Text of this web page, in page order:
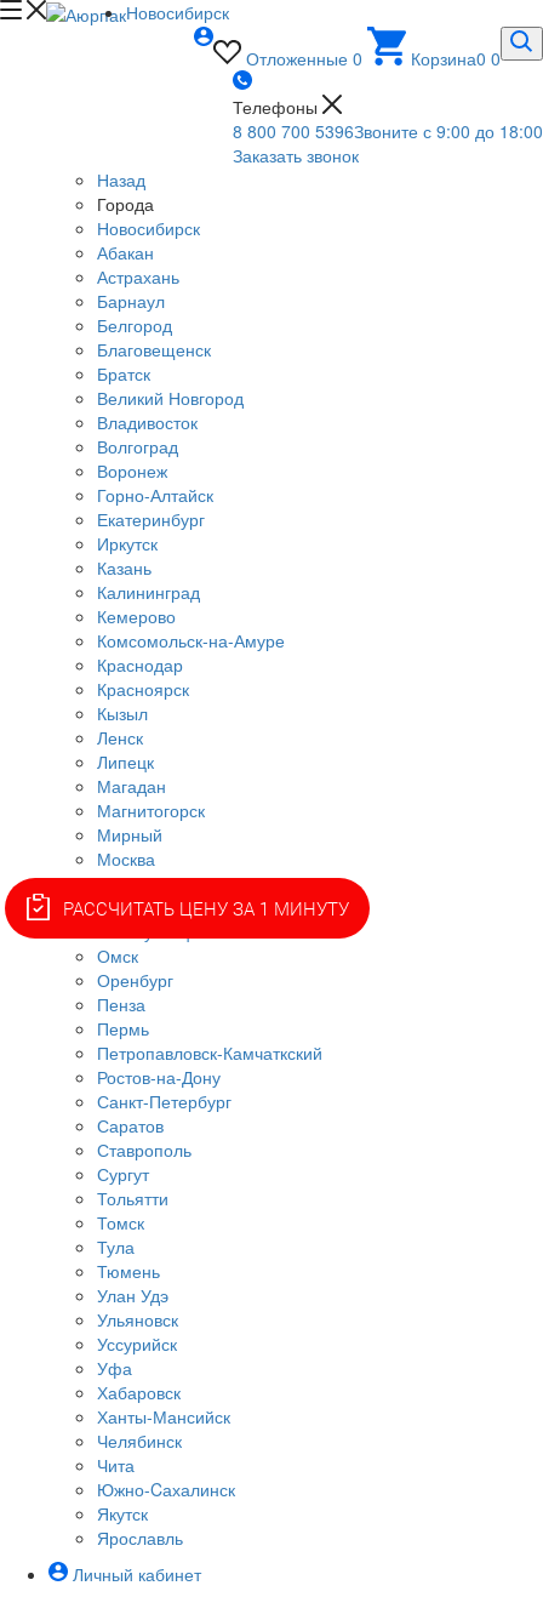
Отложенные 0 Корзина0 0
Телефоны
8 800 700 5396Звоните с 9:00 до 18:00
Заказать звонок
Новосибирск
Назад
Города
Новосибирск
Абакан
Астрахань
Барнаул
Белгород
Благовещенск
Братск
Великий Новгород
Владивосток
Волгоград
Воронеж
Горно-Алтайск
Екатеринбург
Иркутск
Казань
Калининград
Кемерово
Комсомольск-на-Амуре
Краснодар
Красноярск
Кызыл
Ленск
Липецк
Магадан
Магнитогорск
Мирный
Москва
Нерюнгри
Нижний Новгород
Омск
Оренбург
Пенза
Пермь
Петропавловск-Камчаткский
Ростов-на-Дону
Санкт-Петербург
Саратов
Ставрополь
Сургут
Тольятти
Томск
Тула
Тюмень
Улан Удэ
Ульяновск
Уссурийск
Уфа
Хабаровск
Ханты-Мансийск
Челябинск
Чита
Южно-Cахалинск
Якутск
Ярославль
Личный кабинет
РАССЧИТАТЬ ЦЕНУ ЗА 1 МИНУТУ